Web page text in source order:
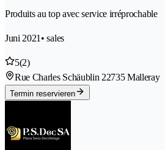
Produits au top avec service irréprochable
Juni 2021 • sales
5(2)
Rue Charles Schäublin 22735 Malleray
Termin reservieren